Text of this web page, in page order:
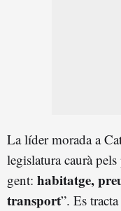
La líder morada a
legislatura caurà
gent: habitatge,
transport”. Es